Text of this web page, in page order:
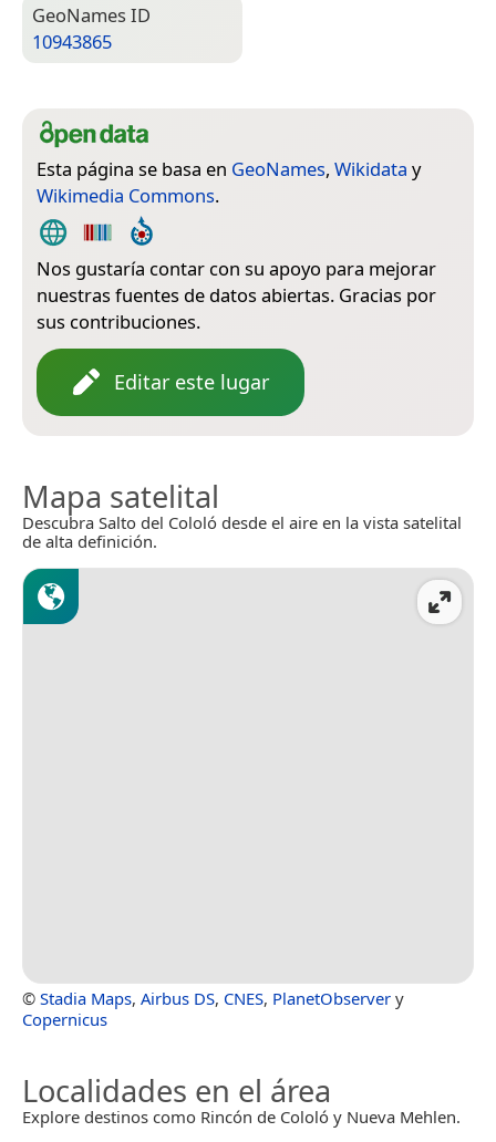
Geo­Names ID
10943865
Esta página se basa en GeoNames, Wikidata y
Wikimedia Commons.
Nos gustaría contar con su apoyo para mejorar
nuestras fuentes de datos abiertas. Gracias por
sus contribuciones.
Editar este lugar
Mapa satelital
Descubra Salto del Cololó desde el aire en la vista satelital
de alta definición.
© Stadia Maps, Airbus DS, CNES, PlanetObserver y
Copernicus
Localidades en el área
Explore destinos como Rincón de Cololó y Nueva Mehlen.